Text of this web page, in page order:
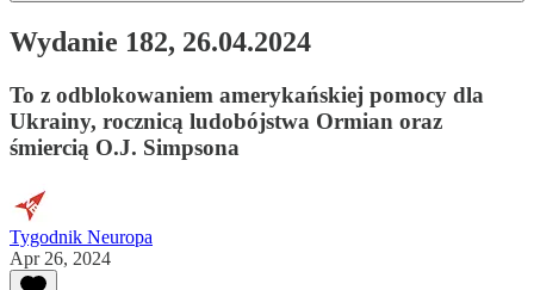
Wydanie 182, 26.04.2024
To z odblokowaniem amerykańskiej pomocy dla
Ukrainy, rocznicą ludobójstwa Ormian oraz
śmiercią O.J. Simpsona
Tygodnik Neuropa
Apr 26, 2024